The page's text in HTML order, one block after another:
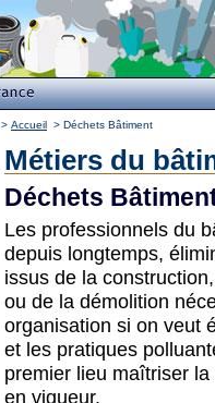
> Accueil > Déchets Bâtiment
Métiers du
Déchets
Les professionnels du
depuis longtemps,
issus de la
ou de la démolition
organisation si on veut
et les pratiques
premier lieu maîtriser la
en vigueur.